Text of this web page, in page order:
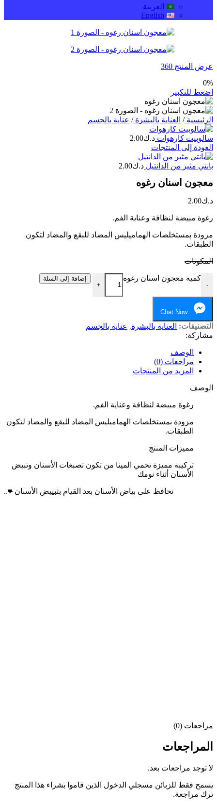
العربية
English
عرض المنتج 360
0%
اضغط للتكبير
الرئيسية/ العناية بالبشرة/ عناية بالجسم
سالوبيت كارهوات د.ك2.00
العودة إلى المنتجات
بانتي مثير من الدانتيل د.ك2.00
معجون اسنان رغوه
د.ك2.00
رغوة مبيضة لنظافة وعناية الفم.
مزودة بمستخلصات الهماميليس المضاد للبقع والمضاد لتكون
الطبقات.
المكونات
-
كمية معجون اسنان رغوه
+
إضافة إلى السلة
Chat Now
التصنيفات: العناية بالبشرة, عناية بالجسم
مشاركة:
الوصف
مراجعات (0)
المزيد من المنتجات
الوصف
رغوة مبيضة لنظافة وعناية الفم.
مزودة بمستخلصات الهماميليس المضاد للبقع والمضاد لتكون
الطبقات.
مميزات المنتج
تركيبة مميزة تحمي المينا من تكون تصبغات الأسنان وتبيض
الأسنان أثناء نومك
تحافظ على بياض الأسنان بعد القيام بتبييض الأسنان ♥
..
مراجعات (0)
المراجعات
لا توجد مراجعات بعد.
يسمح فقط للزبائن مسجلي الدخول الذين قاموا بشراء هذا المنتج
ترك مراجعة.